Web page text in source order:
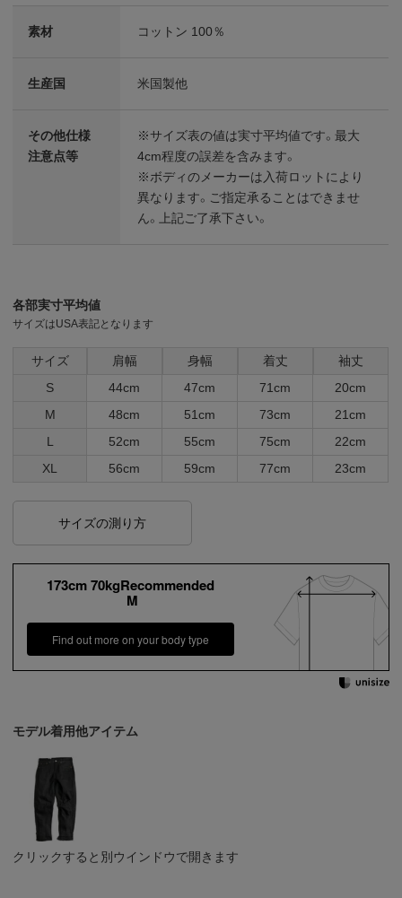
素材 コットン 100％
生産国 米国製他
その他仕様
注意点等
※サイズ表の値は実寸平均値です。最大
4cm程度の誤差を含みます。
※ボディのメーカーは入荷ロットにより
異なります。ご指定承ることはできませ
ん。上記ご了承下さい。
各部実寸平均値
サイズはUSA表記となります
サイズ 肩幅 身幅 着丈
袖丈
S
44cm 47cm 71cm
20cm
M
48cm 51cm 73cm
21cm
L
52cm 55cm 75cm
22cm
XL
56cm 59cm 77cm 23cm
サイズの測り方
173cm 70kgRecommended
M
Find out more on your body type
モデル着用他アイテム
クリックすると別ウインドウで開きます